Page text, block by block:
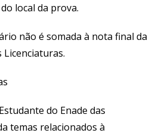
local da prova.
não é somada à nota final da
Licenciaturas.
do Enade das
temas relacionados à